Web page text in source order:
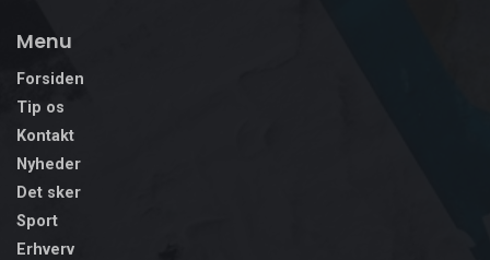
Menu
Forsiden
Tip os
Kontakt
Nyheder
Det sker
Sport
Erhverv